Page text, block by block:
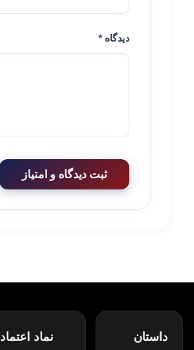
دیدگاه *
ثبت دیدگاه و امتیاز
داستان
نماد اعتماد